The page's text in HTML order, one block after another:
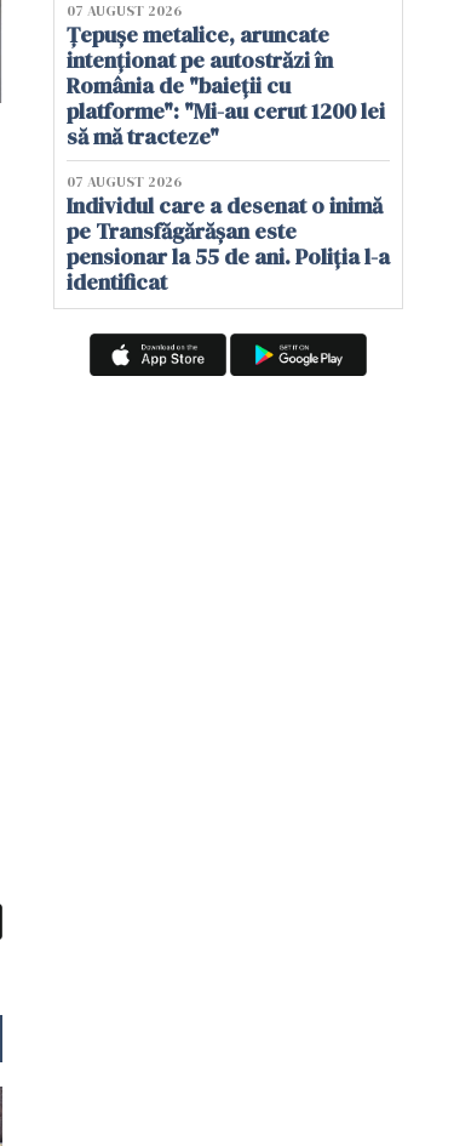
07 AUGUST 2026
Țepușe metalice, aruncate
intenționat pe autostrăzi în
România de "baieții cu
platforme": "Mi-au cerut 1200 lei
să mă tracteze"
07 AUGUST 2026
Individul care a desenat o inimă
pe Transfăgărășan este
pensionar la 55 de ani. Poliția l-a
identificat